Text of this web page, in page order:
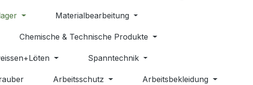
Materialbearbeitung
Chemische & Technische Produkte
Spanntechnik
Arbeitsschutz Arbeitsbekleidung